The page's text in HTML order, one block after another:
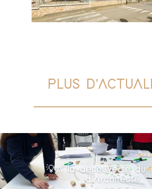
PLUS
💡A la découverte du
d’Architecte